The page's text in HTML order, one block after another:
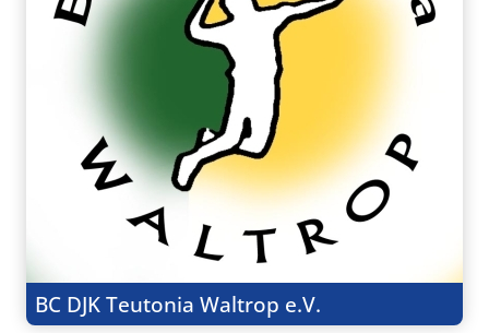
BC DJK Teutonia Waltrop e.V.